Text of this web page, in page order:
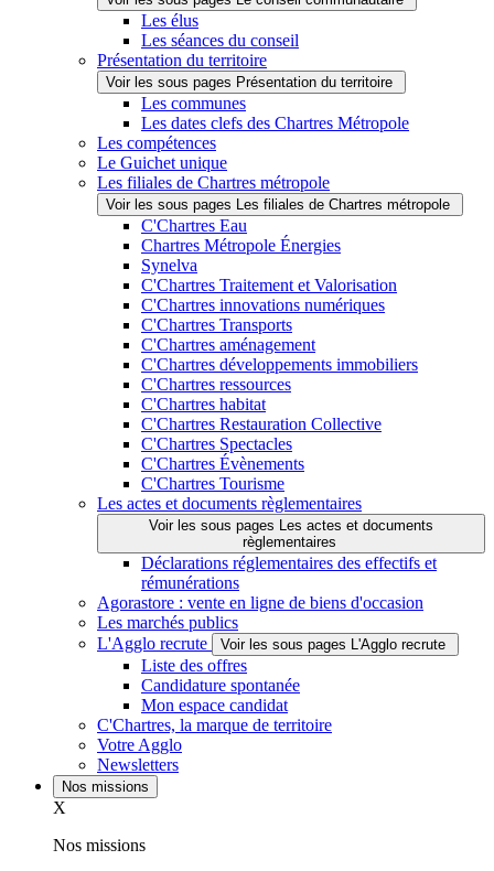
Les élus
Les séances du conseil
Présentation du territoire
Voir les sous pages Présentation du territoire
Les communes
Les dates clefs des Chartres Métropole
Les compétences
Le Guichet unique
Les filiales de Chartres métropole
Voir les sous pages Les filiales de Chartres métropole
C'Chartres Eau
Chartres Métropole Énergies
Synelva
C'Chartres Traitement et Valorisation
C'Chartres innovations numériques
C'Chartres Transports
C'Chartres aménagement
C'Chartres développements immobiliers
C'Chartres ressources
C'Chartres habitat
C'Chartres Restauration Collective
C'Chartres Spectacles
C'Chartres Évènements
C'Chartres Tourisme
Les actes et documents règlementaires
Voir les sous pages Les actes et documents
règlementaires
Déclarations réglementaires des effectifs et
rémunérations
Agorastore : vente en ligne de biens d'occasion
Les marchés publics
L'Agglo recrute
Voir les sous pages L'Agglo recrute
Liste des offres
Candidature spontanée
Mon espace candidat
C'Chartres, la marque de territoire
Votre Agglo
Newsletters
Nos missions
X
Nos missions